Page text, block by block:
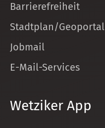
Barrierefreiheit
Stadtplan/Geoportal
Jobmail
E-Mail-Services
Wetziker App